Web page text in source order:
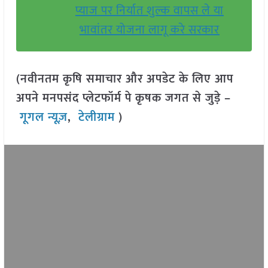
प्याज पर निर्यात शुल्क वापस ले या
भावांतर योजना लागू करे सरकार
(नवीनतम कृषि समाचार और अपडेट के लिए आप
अपने मनपसंद प्लेटफॉर्म पे कृषक जगत से जुड़े –
गूगल न्यूज़,टेलीग्राम )